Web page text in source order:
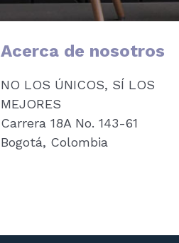
Acerca de nosotros
NO LOS ÚNICOS, SÍ LOS
MEJORES
Carrera 18A No. 143-61
Bogotá, Colombia